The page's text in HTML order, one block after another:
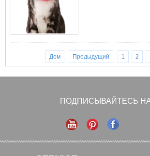
Дом Предыдущий 1 2
ПОДПИСЫВАЙТЕСЬ